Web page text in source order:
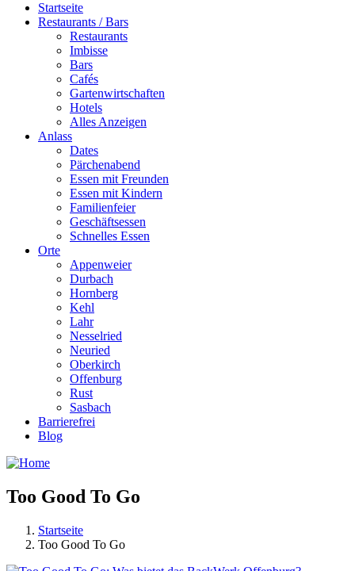
Startseite
Restaurants / Bars
Restaurants
Imbisse
Bars
Cafés
Gartenwirtschaften
Hotels
Alles Anzeigen
Anlass
Dates
Pärchenabend
Essen mit Freunden
Essen mit Kindern
Familienfeier
Geschäftsessen
Schnelles Essen
Orte
Appenweier
Durbach
Hornberg
Kehl
Lahr
Nesselried
Neuried
Oberkirch
Offenburg
Rust
Sasbach
Barrierefrei
Blog
Too Good To Go
Startseite
Too Good To Go